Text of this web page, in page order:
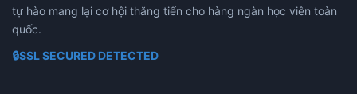
tự hào mang lại cơ hội thăng tiến cho hàng ngàn học viên toàn
quốc.
🔒SSL SECURED DETECTED